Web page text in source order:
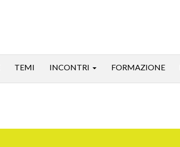
TEMI INCONTRI FORMAZIONE